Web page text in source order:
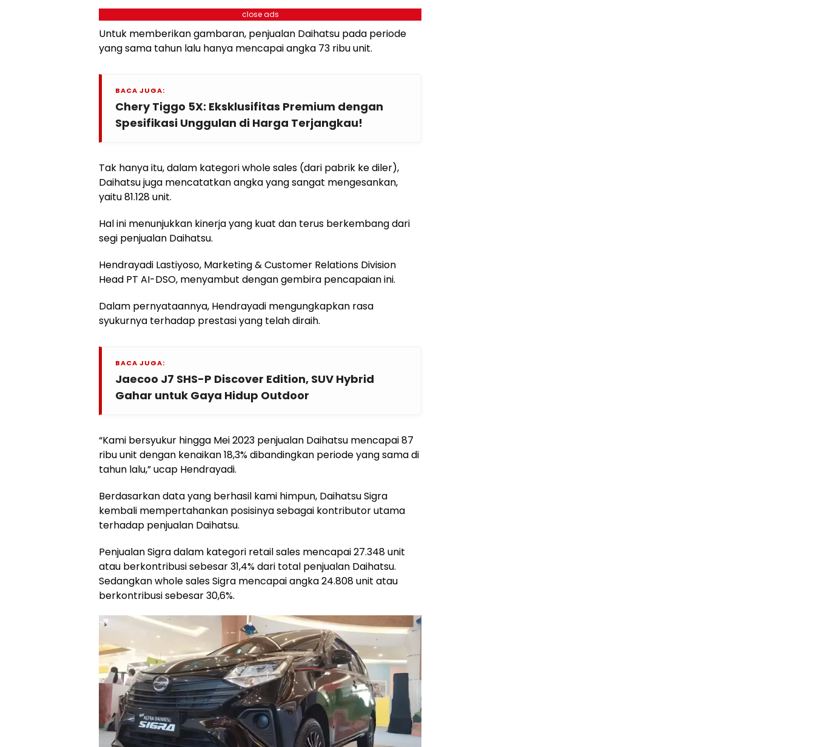
close ads
Untuk memberikan gambaran, penjualan Daihatsu pada periode
yang sama tahun lalu hanya mencapai angka 73 ribu unit.
BACA JUGA:
Chery Tiggo 5X: Eksklusifitas Premium dengan
Spesifikasi Unggulan di Harga Terjangkau!
Tak hanya itu, dalam kategori whole sales (dari pabrik ke diler),
Daihatsu juga mencatatkan angka yang sangat mengesankan,
yaitu 81.128 unit.
Hal ini menunjukkan kinerja yang kuat dan terus berkembang dari
segi penjualan Daihatsu.
Hendrayadi Lastiyoso, Marketing & Customer Relations Division
Head PT AI-DSO, menyambut dengan gembira pencapaian ini.
Dalam pernyataannya, Hendrayadi mengungkapkan rasa
syukurnya terhadap prestasi yang telah diraih.
BACA JUGA:
Jaecoo J7 SHS-P Discover Edition, SUV Hybrid
Gahar untuk Gaya Hidup Outdoor
“Kami bersyukur hingga Mei 2023 penjualan Daihatsu mencapai 87
ribu unit dengan kenaikan 18,3% dibandingkan periode yang sama di
tahun lalu,” ucap Hendrayadi.
Berdasarkan data yang berhasil kami himpun, Daihatsu Sigra
kembali mempertahankan posisinya sebagai kontributor utama
terhadap penjualan Daihatsu.
Penjualan Sigra dalam kategori retail sales mencapai 27.348 unit
atau berkontribusi sebesar 31,4% dari total penjualan Daihatsu.
Sedangkan whole sales Sigra mencapai angka 24.808 unit atau
berkontribusi sebesar 30,6%.